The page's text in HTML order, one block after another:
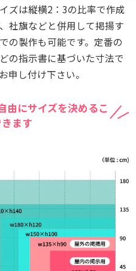
ズは縦横2：3の比率で作成
社旗などと併用して掲揚す
の製作も可能です。定番の
の指示書に基づいた寸法で
申し付け下さい。
由にサイズを決めるこ
ます